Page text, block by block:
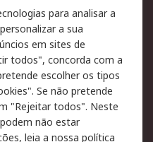
Política de cookies
Segurança de emails
para analisar a
a sua
em sites de
todos", concorda com a
escolher os tipos
Se não pretende
"Rejeitar todos". Neste
não estar
leia a nossa política